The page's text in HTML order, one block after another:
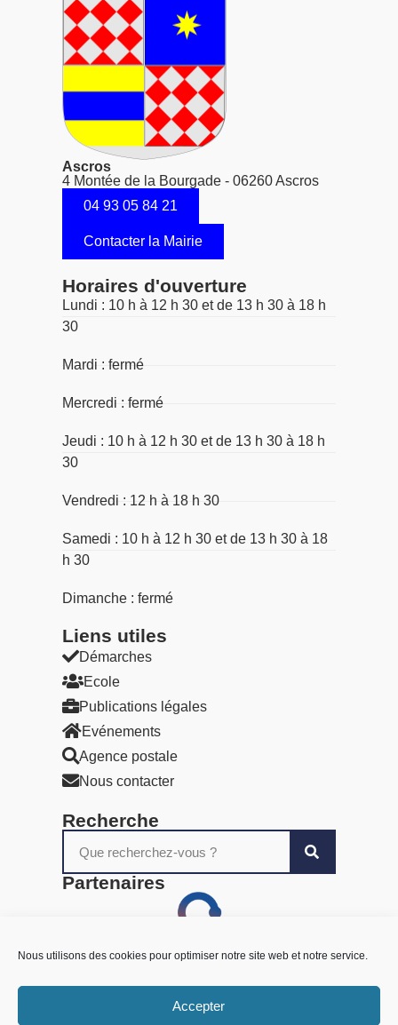
Nous utilisons des cookies pour optimiser notre site web et notre service.
Accepter
Ascros
4 Montée de la Bourgade - 06260 Ascros
04 93 05 84 21
Contacter la Mairie
Horaires d'ouverture
Lundi : 10 h à 12 h 30 et de 13 h 30 à 18 h
30
Mardi : fermé
Mercredi : fermé
Jeudi : 10 h à 12 h 30 et de 13 h 30 à 18 h
30
Vendredi : 12 h à 18 h 30
Samedi : 10 h à 12 h 30 et de 13 h 30 à 18
h 30
Dimanche : fermé
Liens utiles​
Démarches
Ecole
Publications légales
Evénements
Agence postale
Nous contacter
Recherche
Partenaires